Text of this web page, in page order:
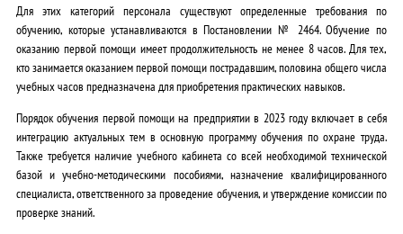
Для этих категорий персонала существуют определенные требования по
обучению, которые устанавливаются в Постановлении № 2464. Обучение по
оказанию первой помощи имеет продолжительность не менее 8 часов. Для тех,
кто занимается оказанием первой помощи пострадавшим, половина общего числа
учебных часов предназначена для приобретения практических навыков.
Порядок обучения первой помощи на предприятии в 2023 году включает в себя
интеграцию актуальных тем в основную программу обучения по охране труда.
Также требуется наличие учебного кабинета со всей необходимой технической
базой и учебно-методическими пособиями, назначение квалифицированного
специалиста, ответственного за проведение обучения, и утверждение комиссии по
проверке знаний.